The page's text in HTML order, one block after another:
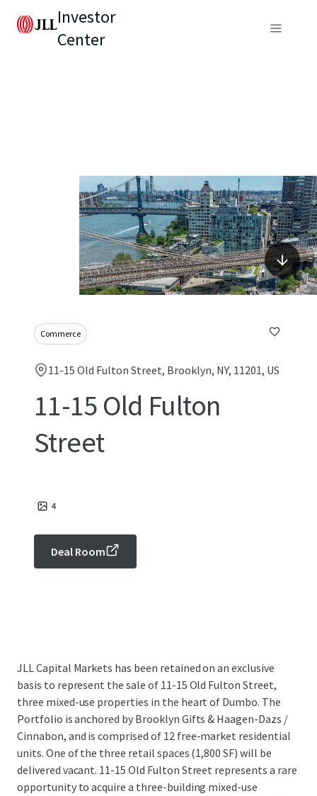
Investor
Center
Commerce
11-15 Old Fulton Street, Brooklyn, NY, 11201, US
11-15 Old Fulton
Street
4
Deal Room
JLL Capital Markets has been retained on an exclusive
basis to represent the sale of 11-15 Old Fulton Street,
three mixed-use properties in the heart of Dumbo. The
Portfolio is anchored by Brooklyn Gifts & Haagen-Dazs /
Cinnabon, and is comprised of 12 free-market residential
units. One of the three retail spaces (1,800 SF) will be
delivered vacant. 11-15 Old Fulton Street represents a rare
opportunity to acquire a three-building mixed-use